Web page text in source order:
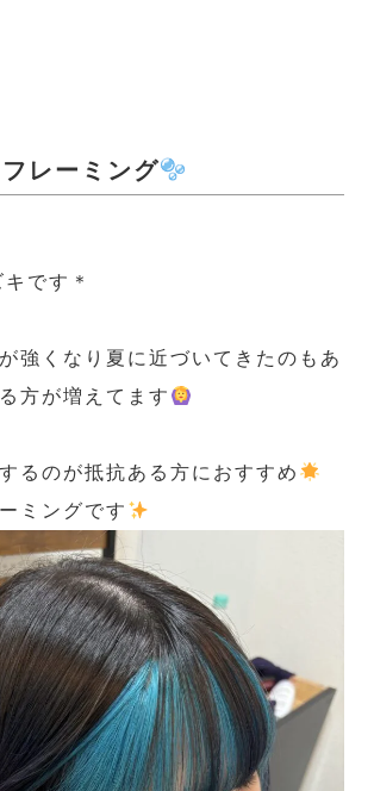
レーミング
です＊
強くなり夏に近づいてきたのもあ
方が増えてます
るのが抵抗ある方におすすめ
ミングです